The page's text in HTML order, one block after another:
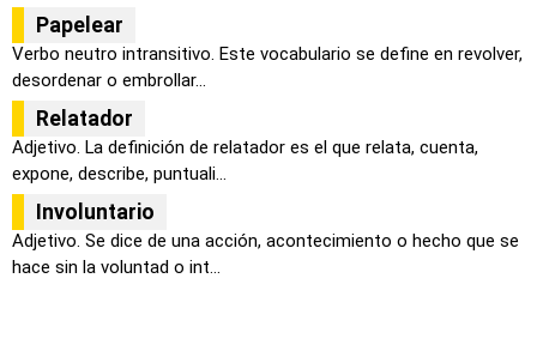
Papelear
Verbo neutro intransitivo. Este vocabulario se define en revolver,
desordenar o embrollar...
Relatador
Adjetivo. La definición de relatador es el que relata, cuenta,
expone, describe, puntuali...
Involuntario
Adjetivo. Se dice de una acción, acontecimiento o hecho que se
hace sin la voluntad o int...